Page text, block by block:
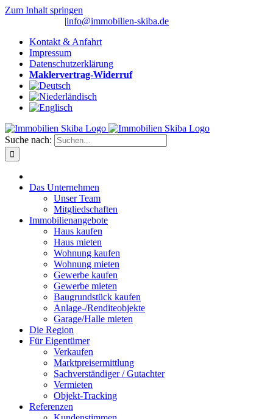
Zum Inhalt springen
|info@immobilien-skiba.de
Kontakt & Anfahrt
Impressum
Datenschutzerklärung
Maklervertrag-Widerruf
Suche nach:
Das Unternehmen
Unser Team
Mitgliedschaften
Immobilienangebote
Haus kaufen
Haus mieten
Wohnung kaufen
Wohnung mieten
Gewerbe kaufen
Gewerbe mieten
Baugrundstück kaufen
Anlage-/Renditeobjekte
Garage/Halle mieten
Die Region
Für Eigentümer
Verkaufen
Marktpreisermittlung
Sachverständiger / Gutachter
Vermieten
Objekt-Tracking
Referenzen